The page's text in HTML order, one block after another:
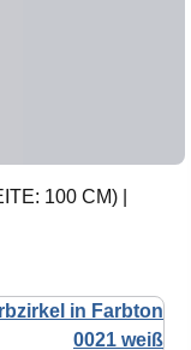
100 CM) |